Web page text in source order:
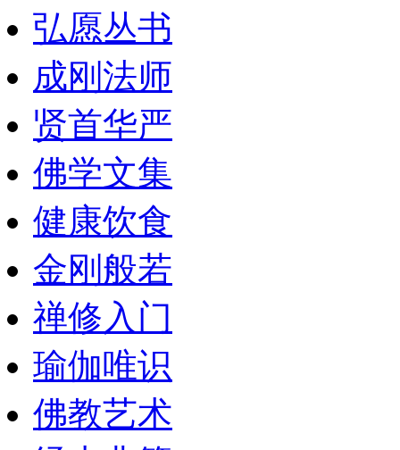
弘愿丛书
成刚法师
贤首华严
佛学文集
健康饮食
金刚般若
禅修入门
瑜伽唯识
佛教艺术